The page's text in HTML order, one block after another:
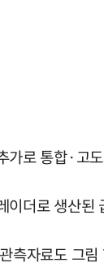
가로 통합·고
이더로 생산
측자료도 그